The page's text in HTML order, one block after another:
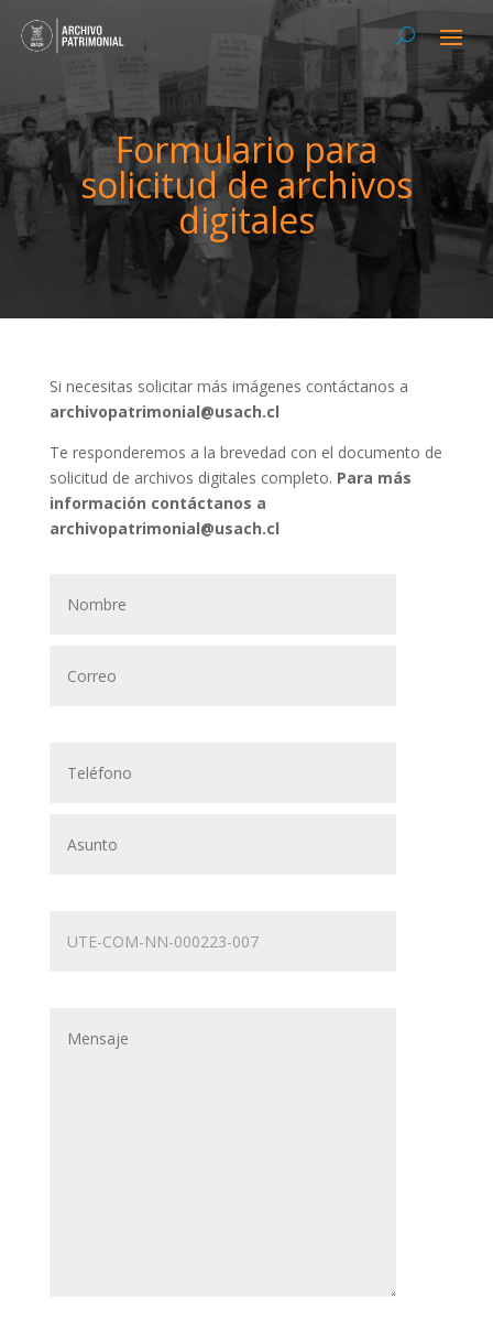
Formulario para
solicitud de archivos
digitales
Si necesitas solicitar más imágenes contáctanos a
archivopatrimonial@usach.cl
Te responderemos a la brevedad con el documento de
solicitud de archivos digitales completo. Para más
información contáctanos a
archivopatrimonial@usach.cl